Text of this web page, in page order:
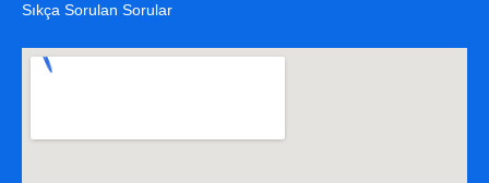
Sıkça Sorulan Sorular